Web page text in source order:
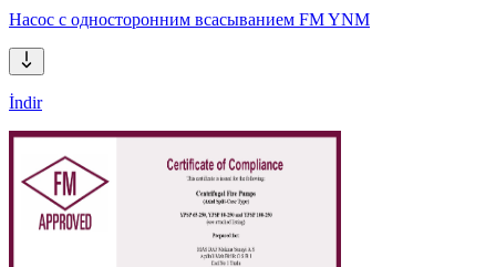
Насос с односторонним всасыванием FM YNM
İndir